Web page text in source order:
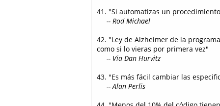
41. "Si automatizas un
-- Rod Michael
42. "Ley de Alzheimer de la
como si lo vieras por primera vez"
-- Via Dan Hurvitz
43. "Es más fácil cambiar las
-- Alan Perlis